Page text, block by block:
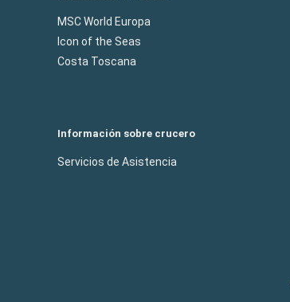
MSC World Europa
Icon of the Seas
Costa Toscana
Información sobre crucero
Servicios de Asistencia